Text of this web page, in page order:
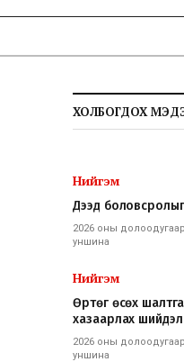
ХОЛБОГДОХ
Нийгэм
Дээд
2026 оны
уншина
Нийгэм
Өртөг өсөх
хазаарлах шийдэл
2026 оны
уншина